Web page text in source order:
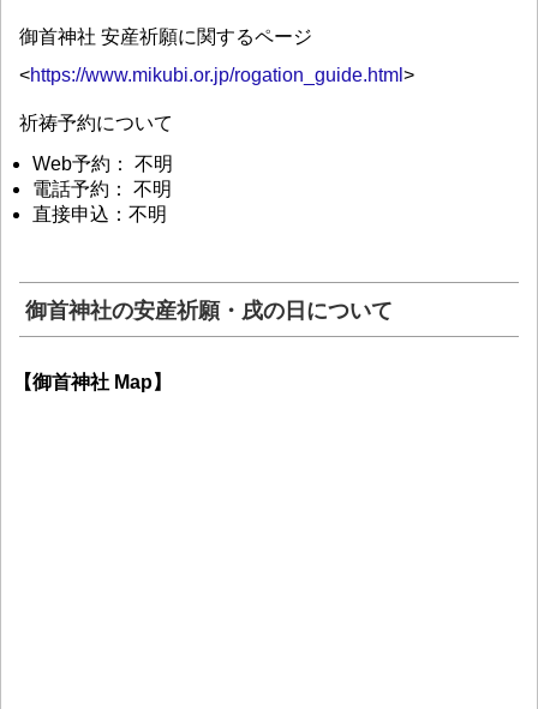
御首神社 安産祈願に関するページ
<https://www.mikubi.or.jp/rogation_guide.html >
祈祷予約について
Web予約： 不明
電話予約： 不明
直接申込：不明
御首神社の安産祈願・戌の日について
【御首神社 Map】